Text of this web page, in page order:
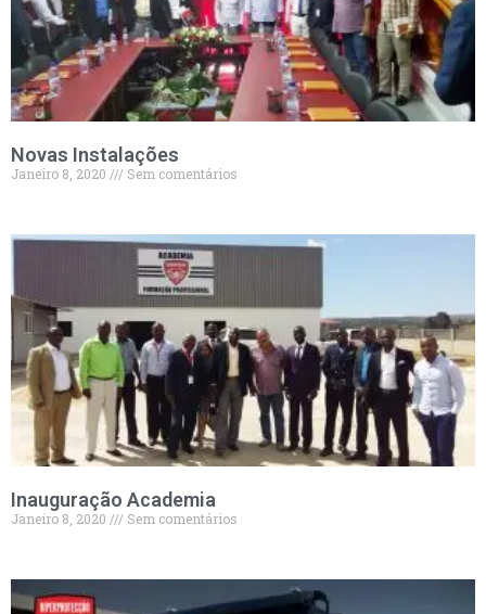
Novas Instalações
Janeiro 8, 2020 Sem comentários
Inauguração Academia
Janeiro 8, 2020 Sem comentários